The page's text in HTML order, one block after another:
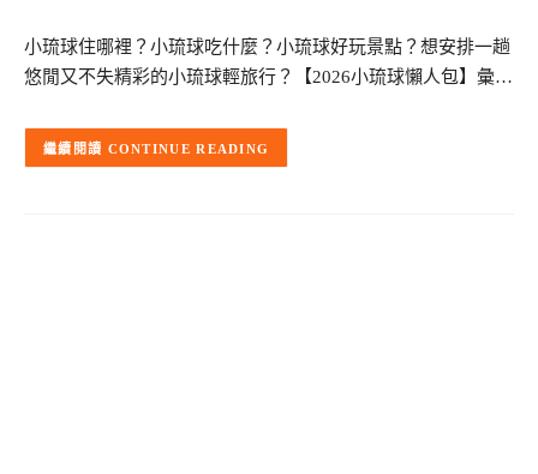
小琉球住哪裡？小琉球吃什麼？小琉球好玩景點？想安排一趟
悠閒又不失精彩的小琉球輕旅行？【2026小琉球懶人包】彙…
CONTINUE READING